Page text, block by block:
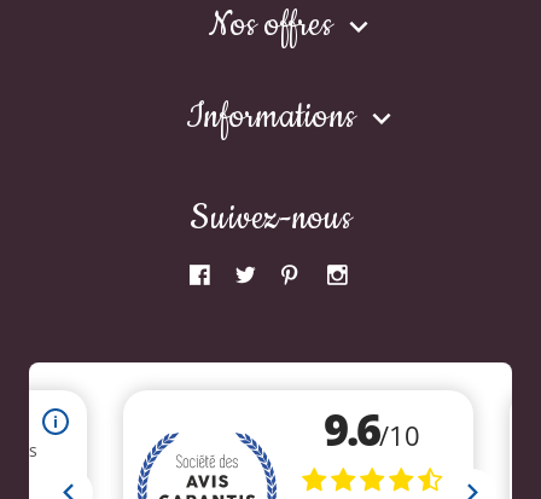
Nos offres 
Informations 
Suivez-nous